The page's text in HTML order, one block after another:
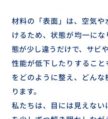
会
プ
材料の「表面」は、空気
けるため、状態が均一に
態が少し違うだけで、サビ
性能が低下したりするこ
をどのように整え、どん
ります。
私たちは、目には見えな